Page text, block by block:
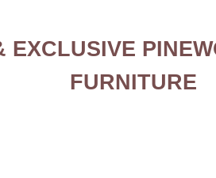
EXCLUSIVE
FURNITURE